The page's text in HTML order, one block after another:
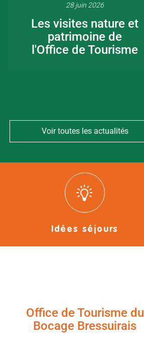
28 juin 2026
Les visites nature et
patrimoine de
l'Office de Tourisme
Voir toutes les actualités
Idées séjours
Office de Tourisme du
Bocage Bressuirais